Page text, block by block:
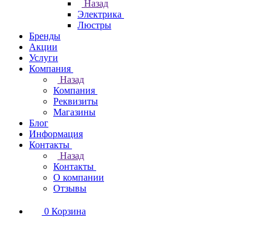
Назад
Электрика
Люстры
Бренды
Акции
Услуги
Компания
Назад
Компания
Реквизиты
Магазины
Блог
Информация
Контакты
Назад
Контакты
О компании
Отзывы
0 Корзина